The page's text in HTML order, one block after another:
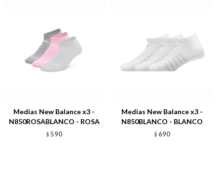
Medias New Balance x3 -
N850ROSABLANCO - ROSA
$ 590
Medias New Balance x3 -
N850BLANCO - BLANCO
$ 690